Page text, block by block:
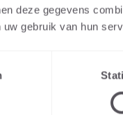
deze gegevens
gebruik van hun